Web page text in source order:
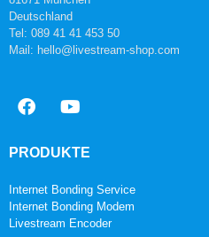
Deutschland
Tel: 089 41 41 453 50
Mail: hello@livestream-shop.com
PRODUKTE
Internet Bonding Service
Internet Bonding Modem
Livestream Encoder